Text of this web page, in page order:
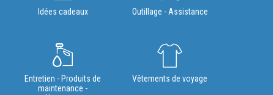
Idées cadeaux Outillage - Assistance
Entretien - Produits de
maintenance -
Vêtements de voyage